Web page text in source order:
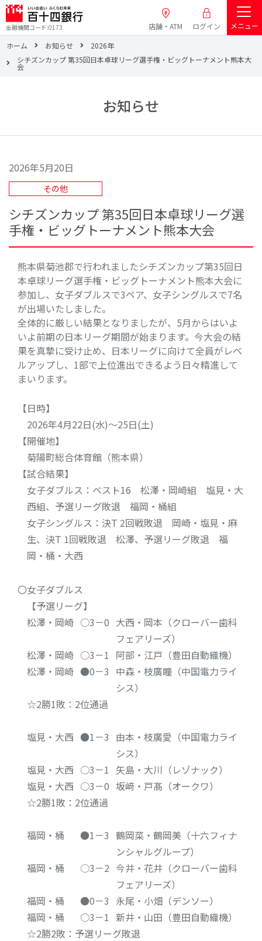
金融機関コード:0173 店舗・ATM ログイン
メニュー
ホーム
お知らせ
2026年
シチズンカップ 第35回日本卓球リーグ選手権・ビッグトーナメント熊本大
会
お知らせ
2026年5月20日
その他
シチズンカップ 第35回日本卓球リーグ選
手権・ビッグトーナメント熊本大会
熊本県菊池郡で行われましたシチズンカップ第35回日
本卓球リーグ選手権・ビッグトーナメント熊本大会に
参加し、女子ダブルスで3ペア、女子シングルスで7名
が出場いたしました。
全体的に厳しい結果となりましたが、5月からはいよ
いよ前期の日本リーグ期間が始まります。今大会の結
果を真摯に受け止め、日本リーグに向けて全員がレベ
ルアップし、1部で上位進出できるよう日々精進して
まいります。
【日時】
2026年4月22日(水)～25日(土)
【開催地】
菊陽町総合体育館（熊本県）
【試合結果】
女子ダブルス：ベスト16 松澤・岡崎組 塩見・大
西組、予選リーグ敗退 福岡・桶組
女子シングルス：決T 2回戦敗退 岡崎・塩見・麻
生、決T 1回戦敗退 松澤、予選リーグ敗退 福
岡・桶・大西
〇女子ダブルス
【予選リーグ】
松澤・岡崎 ○3－0 大西・岡本（クローバー歯科
フェアリーズ）
松澤・岡崎 ○3－1 阿部・江戸（豊田自動織機）
松澤・岡崎 ●0－3 中森・枝廣瞳（中国電力ライ
シス）
☆2勝1敗：2位通過
塩見・大西 ●1－3 由本・枝廣愛（中国電力ライ
シス）
塩見・大西 ○3－1 矢島・大川（レゾナック）
塩見・大西 ○3－0 坂﨑・戸髙（オークワ）
☆2勝1敗：2位通過
福岡・桶 ●1－3 鶴岡菜・鶴岡美（十六フィナ
ンシャルグループ）
福岡・桶
○3－2 今井・花井（クローバー歯科
フェアリーズ）
福岡・桶
●0－3 永尾・小畑（デンソー）
福岡・桶
○3－1 新井・山田（豊田自動織機）
☆2勝2敗：予選リーグ敗退